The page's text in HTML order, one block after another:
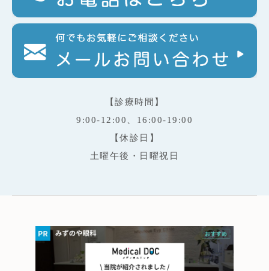
【診療時間】
9:00-12:00、16:00-19:00
【休診日】
土曜午後・日曜祝日